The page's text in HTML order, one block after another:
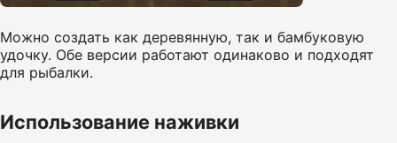
Можно создать как деревянную, так и бамбуковую
удочку. Обе версии работают одинаково и подходят
для рыбалки.
Использование наживки